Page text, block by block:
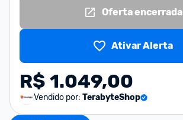
Oferta encerrada
Ativar Alerta
R$ 1.049,00
Vendido por: TerabyteShop